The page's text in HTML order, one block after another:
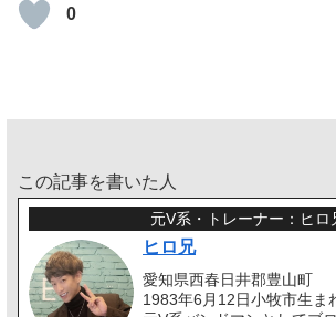
0
この記事を書いた人
元V系・トレーナー：ヒロ
ヒロ兄
愛知県西春日井郡豊山町
1983年6月12日小牧市生ま